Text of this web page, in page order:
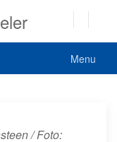
Menu
/ Foto: